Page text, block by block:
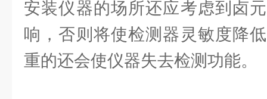
安装仪器的场所还应考虑到卤
响，否则将使检测器灵敏度降
重的还会使仪器失去检测功能。